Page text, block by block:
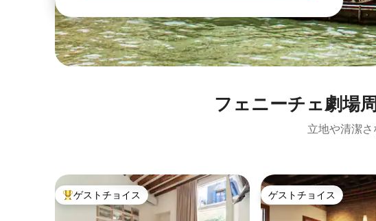
フェニーチェ劇場⁠
立地や清潔
大好評のゲストチョイスです。
ゲストチョイス ゲストチョイス
ゲストチョイス